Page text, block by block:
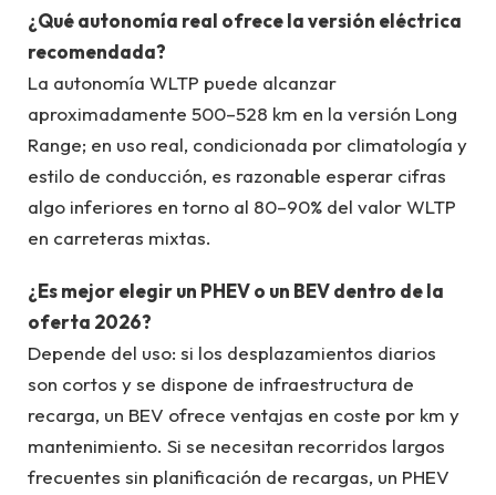
¿Qué autonomía real ofrece la versión eléctrica
recomendada?
La autonomía WLTP puede alcanzar
aproximadamente 500–528 km en la versión Long
Range; en uso real, condicionada por climatología y
estilo de conducción, es razonable esperar cifras
algo inferiores en torno al 80–90% del valor WLTP
en carreteras mixtas.
¿Es mejor elegir un PHEV o un BEV dentro de la
oferta 2026?
Depende del uso: si los desplazamientos diarios
son cortos y se dispone de infraestructura de
recarga, un BEV ofrece ventajas en coste por km y
mantenimiento. Si se necesitan recorridos largos
frecuentes sin planificación de recargas, un PHEV